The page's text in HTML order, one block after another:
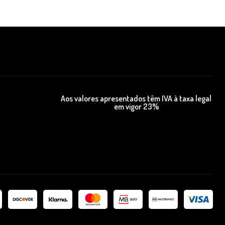
Aos valores apresentados têm IVA à taxa legal
em vigor 23%